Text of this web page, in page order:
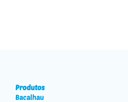
Produtos
Bacalhau